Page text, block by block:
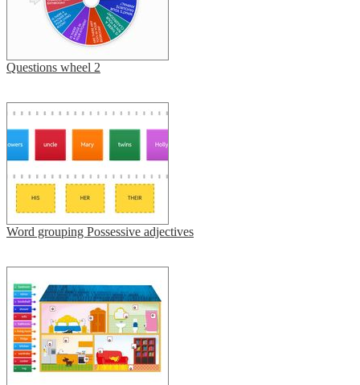
Questions wheel 2
Word grouping Possessive adjectives